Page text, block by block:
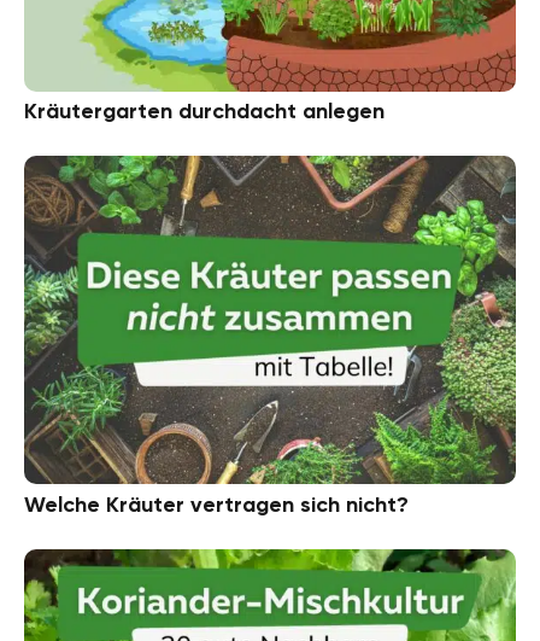
Kräutergarten durchdacht anlegen
Welche Kräuter vertragen sich nicht?